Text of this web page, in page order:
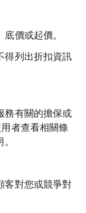
價或起價。
得列出折扣資訊
務有關的擔保或
者查看相關條
客對您或競爭對